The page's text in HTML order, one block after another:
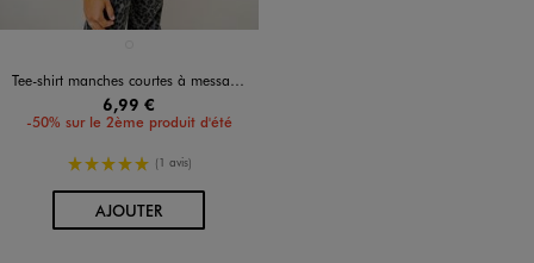
Tee-shirt manches courtes à message fille
6,99 €
-50% sur le 2ème produit d'été
5/5 de moyenne
(1 avis)
AJOUTERAU PANIER